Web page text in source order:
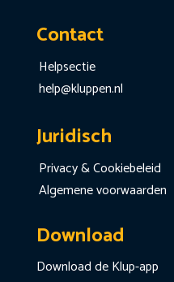
Contact
Helpsectie
help@kluppen.nl
Juridisch
Privacy & Cookiebeleid
Algemene voorwaarden
Download
Download de Klup-app